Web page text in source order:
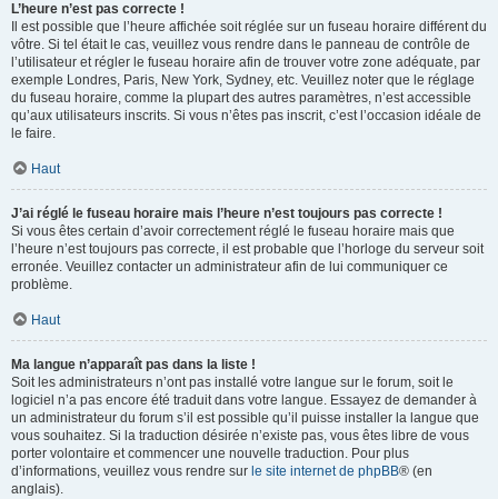
L’heure n’est pas correcte !
Il est possible que l’heure affichée soit réglée sur un fuseau horaire différent du
vôtre. Si tel était le cas, veuillez vous rendre dans le panneau de contrôle de
l’utilisateur et régler le fuseau horaire afin de trouver votre zone adéquate, par
exemple Londres, Paris, New York, Sydney, etc. Veuillez noter que le réglage
du fuseau horaire, comme la plupart des autres paramètres, n’est accessible
qu’aux utilisateurs inscrits. Si vous n’êtes pas inscrit, c’est l’occasion idéale de
le faire.
Haut
J’ai réglé le fuseau horaire mais l’heure n’est toujours pas correcte !
Si vous êtes certain d’avoir correctement réglé le fuseau horaire mais que
l’heure n’est toujours pas correcte, il est probable que l’horloge du serveur soit
erronée. Veuillez contacter un administrateur afin de lui communiquer ce
problème.
Haut
Ma langue n’apparaît pas dans la liste !
Soit les administrateurs n’ont pas installé votre langue sur le forum, soit le
logiciel n’a pas encore été traduit dans votre langue. Essayez de demander à
un administrateur du forum s’il est possible qu’il puisse installer la langue que
vous souhaitez. Si la traduction désirée n’existe pas, vous êtes libre de vous
porter volontaire et commencer une nouvelle traduction. Pour plus
d’informations, veuillez vous rendre sur le site internet de phpBB® (en
anglais).